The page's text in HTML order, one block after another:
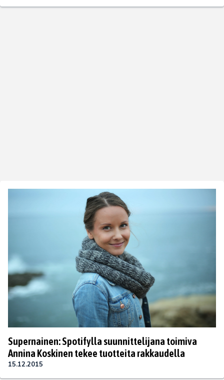
Supernainen: Spotifylla suunnittelijana toimiva
Annina Koskinen tekee tuotteita rakkaudella
15.12.2015